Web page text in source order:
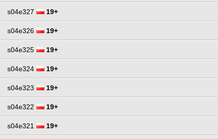
s04e327 19+
s04e326 19+
s04e325 19+
s04e324 19+
s04e323 19+
s04e322 19+
s04e321 19+